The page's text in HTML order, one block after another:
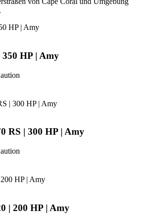
350 HP | Amy
RS | 300 HP | Amy
| 200 HP | Amy